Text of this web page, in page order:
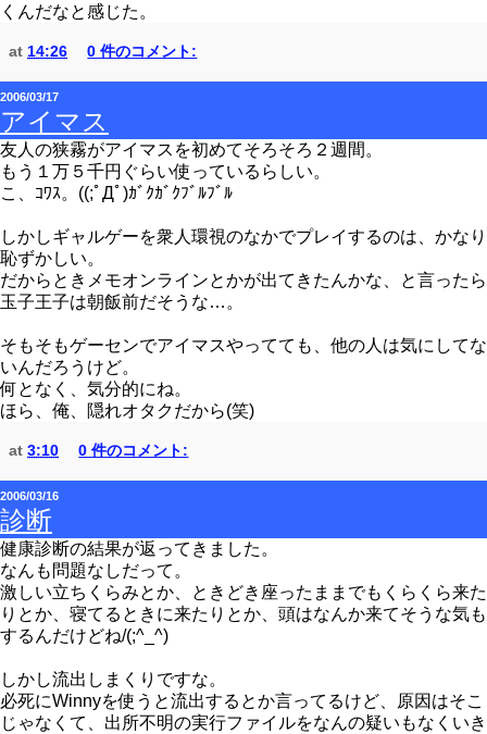
くんだなと感じた。
at 14:26 0 件のコメント:
2006/03/17
アイマス
友人の狭霧がアイマスを初めてそろそろ２週間。
もう１万５千円ぐらい使っているらしい。
こ、ｺﾜｽ。((;ﾟДﾟ)ｶﾞｸｶﾞｸﾌﾞﾙﾌﾞﾙ
しかしギャルゲーを衆人環視のなかでプレイするのは、かなり
恥ずかしい。
だからときメモオンラインとかが出てきたんかな、と言ったら
玉子王子は朝飯前だそうな…。
そもそもゲーセンでアイマスやってても、他の人は気にしてな
いんだろうけど。
何となく、気分的にね。
ほら、俺、隠れオタクだから(笑)
at 3:10 0 件のコメント:
2006/03/16
診断
健康診断の結果が返ってきました。
なんも問題なしだって。
激しい立ちくらみとか、ときどき座ったままでもくらくら来た
りとか、寝てるときに来たりとか、頭はなんか来てそうな気も
するんだけどね/(;^_^)
しかし流出しまくりですな。
必死にWinnyを使うと流出するとか言ってるけど、原因はそこ
じゃなくて、出所不明の実行ファイルをなんの疑いもなくいき